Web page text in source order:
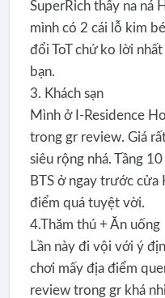
SuperRich thấy na ná
mình có 2 cái lỗ kim
đổi ToT chứ ko lời
bạn.
3. Khách sạn
Mình ở I-Residence
trong gr review. Giá
siêu rộng nhá. Tầng
BTS ở ngay trước cửa
điểm quá tuyệt vời.
4.Thăm thú + Ăn uống
Lần này đi vội với ý
chơi mấy địa điểm
review trong gr khá